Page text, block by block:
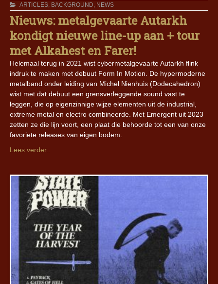
ARTICLES BACKGROUND NEWS
Nieuws: metalgevaarte Autarkh
kondigt nieuwe line-up aan + tour
met Alkahest en Farer!
Helemaal terug in 2021 wist cybermetalgevaarte Autarkh flink
indruk te maken met debuut Form In Motion. De hypermoderne
metalband onder leiding van Michel Nienhuis (Dodecahedron)
wist met dat debuut een grensverleggende sound vast te
leggen, die op eigenzinnige wijze elementen uit de industrial,
extreme metal en electro combineerde. Met Emergent uit 2023
zetten ze die lijn voort, een plaat die behoorde tot een van onze
favoriete releases van eigen bodem.
Lees verder..